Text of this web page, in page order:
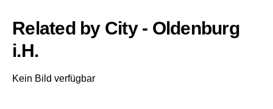
Related by City - Oldenburg
i.H.
Kein Bild verfügbar